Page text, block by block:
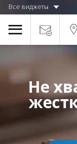
Все виджеты
Не